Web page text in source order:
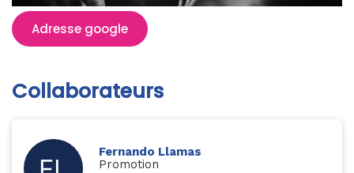
Adresse google
Collaborateurs
Fernando Llamas
Promotion